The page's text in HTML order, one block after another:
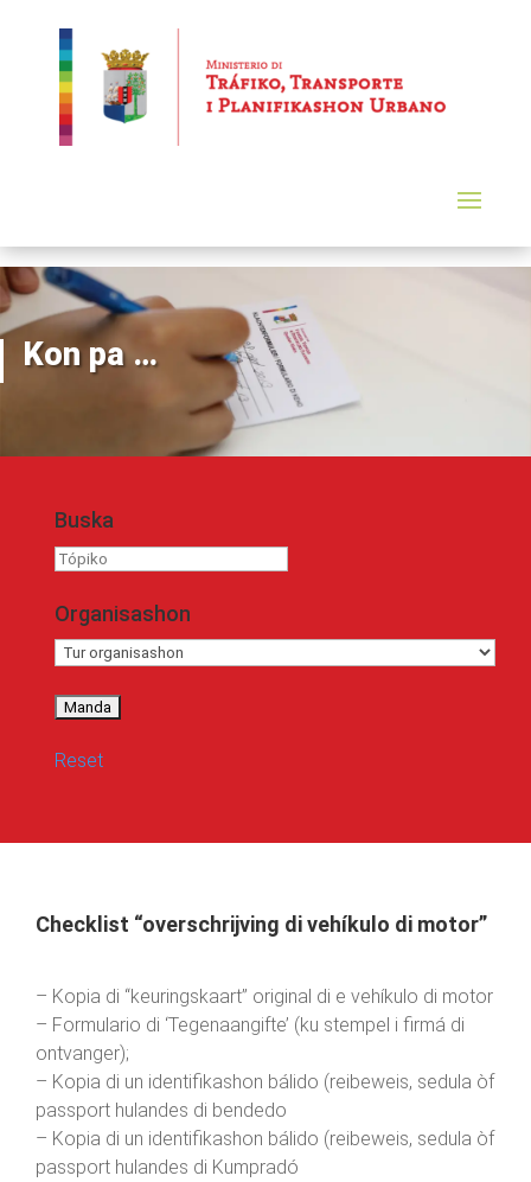
Kon pa …
Buska
Tópiko
Organisashon
Reset
Checklist “overschrijving di vehíkulo di motor”
– Kopia di “keuringskaart” original di e vehíkulo di motor
– Formulario di ‘Tegenaangifte’ (ku stempel i firmá di
ontvanger);
– Kopia di un identifikashon bálido (reibeweis, sedula òf
passport hulandes di bendedo
– Kopia di un identifikashon bálido (reibeweis, sedula òf
passport hulandes di Kumpradó